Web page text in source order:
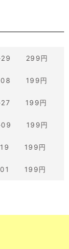
29 299円
08 199円
27 199円
09 199円
19 199円
01 199円